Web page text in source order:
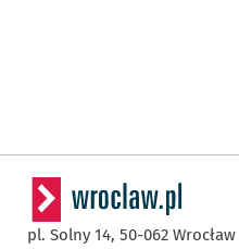
pl. Solny 14, 50-062 Wrocław